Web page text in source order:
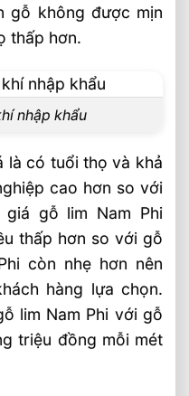
gỗ không được mịn
thấp hơn.
nhập khẩu
là có tuổi thọ và khả
cao hơn so với
giá gỗ lim Nam Phi
thấp hơn so với gỗ
còn nhẹ hơn nên
hàng lựa chọn.
lim Nam Phi với gỗ
triệu đồng mỗi mét